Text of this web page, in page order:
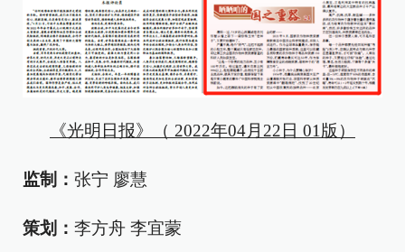
《光明日报》（ 2022年04月22日 01版）
监制： 张宁 廖慧
策划： 李方舟 李宜蒙